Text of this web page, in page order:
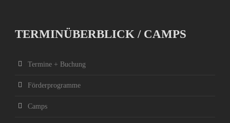
TERMINÜBERBLICK / CAMPS
Termine + Buchung
Förderprogramme
Camps